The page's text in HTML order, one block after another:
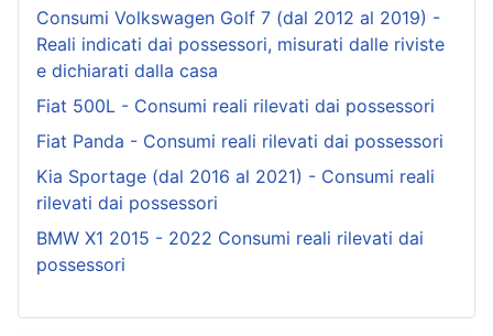
Consumi Volkswagen Golf 7 (dal 2012 al 2019) -
Reali indicati dai possessori, misurati dalle riviste
e dichiarati dalla casa
Fiat 500L - Consumi reali rilevati dai possessori
Fiat Panda - Consumi reali rilevati dai possessori
Kia Sportage (dal 2016 al 2021) - Consumi reali
rilevati dai possessori
BMW X1 2015 - 2022 Consumi reali rilevati dai
possessori